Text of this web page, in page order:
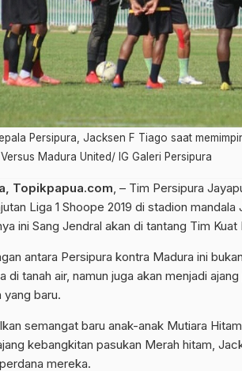
Persipura, Jacksen F Tiago saat
Madura United/ IG Galeri Persipura
Topikpapua.com, – Tim Persipura
Liga 1 Shoope 2019 di stadion
ini Sang Jendral akan di tantang Tim
antara Persipura kontra Madura ini
di tanah air, namun juga akan menjadi
yang baru.
semangat baru anak-anak Mutiara
kebangkitan pasukan Merah hitam,
mereka.